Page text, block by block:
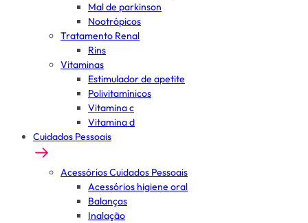
Mal de parkinson
Nootrópicos
Tratamento Renal
Rins
Vitaminas
Estimulador de apetite
Polivitamínicos
Vitamina c
Vitamina d
Cuidados Pessoais
Acessórios Cuidados Pessoais
Acessórios higiene oral
Balanças
Inalação